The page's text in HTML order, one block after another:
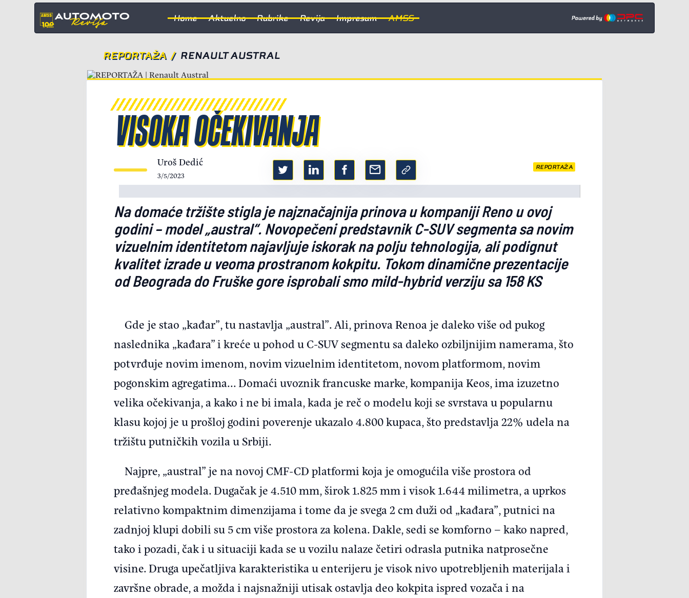
Home Aktuelno Rubrike Revija Impresum AMSS
REPORTAŽA / RENAULT AUSTRAL
VISOKA OČEKIVANJA
Uroš Dedić
3/5/2023
REPORTAŽA
Na domaće tržište stigla je najznačajnija prinova u kompaniji Reno u ovoj
godini – model „austral“. Novopečeni predstavnik C-SUV segmenta sa novim
vizuelnim identitetom najavljuje iskorak na polju tehnologija, ali podignut
kvalitet izrade u veoma prostranom kokpitu. Tokom dinamične prezentacije
od Beograda do Fruške gore isprobali smo mild-hybrid verziju sa 158 KS
Gde je stao „kađar”, tu nastavlja „austral”. Ali, prinova Renoa je daleko više od pukog
naslednika „kađara” i kreće u pohod u C-SUV segmentu sa daleko ozbiljnijim namerama, što
potvrđuje novim imenom, novim vizuelnim identitetom, novom platformom, novim
pogonskim agregatima... Domaći uvoznik francuske marke, kompanija Keos, ima izuzetno
velika očekivanja, a kako i ne bi imala, kada je reč o modelu koji se svrstava u popularnu
klasu kojoj je u prošloj godini poverenje ukazalo 4.800 kupaca, što predstavlja 22% udela na
tržištu putničkih vozila u Srbiji.
Najpre, „austral” je na novoj CMF-CD platformi koja je omogućila više prostora od
pređašnjeg modela. Dugačak je 4.510 mm, širok 1.825 mm i visok 1.644 milimetra, a uprkos
relativno kompaktnim dimenzijama i tome da je svega 2 cm duži od „kađara”, putnici na
zadnjoj klupi dobili su 5 cm više prostora za kolena. Dakle, sedi se komforno – kako napred,
tako i pozadi, čak i u situaciji kada se u vozilu nalaze četiri odrasla putnika natprosečne
visine. Druga upečatljiva karakteristika u enterijeru je visok nivo upotrebljenih materijala i
završne obrade, a možda i najsnažniji utisak ostavlja deo kokpita ispred vozača i na